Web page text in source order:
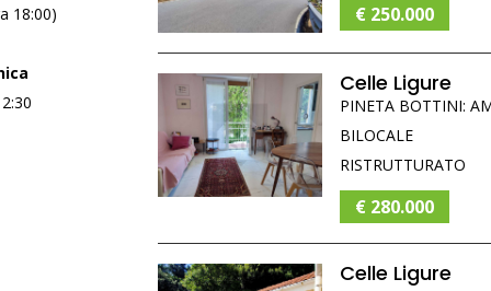
18:00)
€ 250.000
Celle Ligure
PINETA BOTTINI:
BILOCALE
RISTRUTTURATO
€ 280.000
Celle Ligure